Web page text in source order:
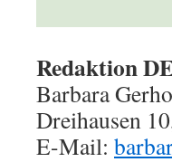
Redaktion
Barbara
Dreihausen
E-Mail: